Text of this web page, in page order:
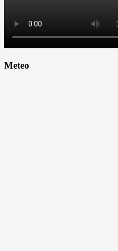
Meteo